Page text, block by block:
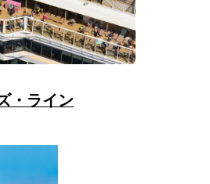
・ライン